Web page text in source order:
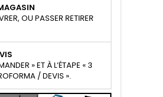
OU PASSER RETIRER
» ET À L’ÉTAPE « 3
/ DEVIS ».